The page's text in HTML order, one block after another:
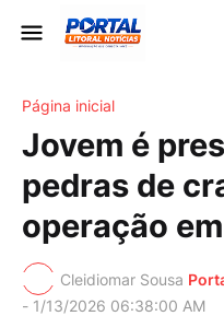
Página inicial
Jovem é
pedras de
operação
Cleidiomar Sousa
- 1/13/2026 06:38:00 AM